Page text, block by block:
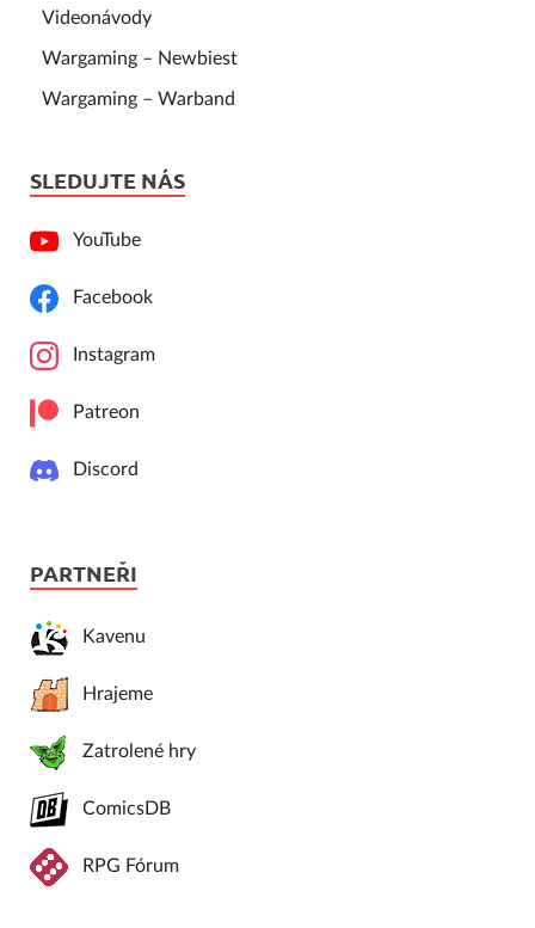
Videonávody
Wargaming – Newbiest
Wargaming – Warband
SLEDUJTE NÁS
YouTube
Facebook
Instagram
Patreon
Discord
PARTNEŘI
Kavenu
Hrajeme
Zatrolené hry
ComicsDB
RPG Fórum